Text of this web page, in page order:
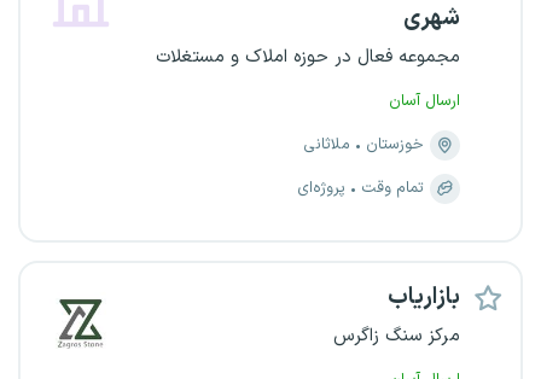
شهری
مجموعه فعال در حوزه املاک و مستغلات
ارسال آسان
خوزستان
ملاثانی
تمام وقت
پروژه‌ای
بازاریاب
مرکز سنگ زاگرس